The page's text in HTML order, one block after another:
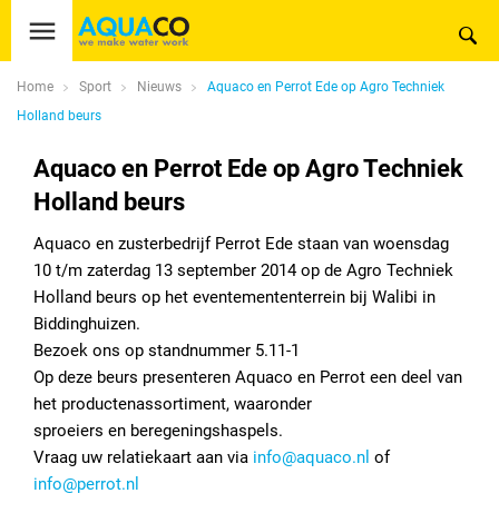
Home Sport Nieuws
Aquaco en Perrot Ede op Agro Techniek
Holland beurs
Aquaco en Perrot Ede op Agro Techniek
Holland beurs
Aquaco en zusterbedrijf Perrot Ede staan van woensdag
10 t/m zaterdag 13 september 2014 op de Agro Techniek
Holland beurs op het eventemententerrein bij Walibi in
Biddinghuizen.
Bezoek ons op standnummer 5.11-1
Op deze beurs presenteren Aquaco en Perrot een deel van
het productenassortiment, waaronder
sproeiers en beregeningshaspels.
Vraag uw relatiekaart aan via info@aquaco.nl of
info@perrot.nl